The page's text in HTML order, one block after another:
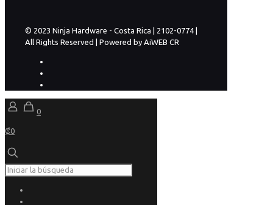
© 2023 Ninja Hardware - Costa Rica | 2102-0774 |
All Rights Reserved | Powered by AiWEB CR
0
₡0